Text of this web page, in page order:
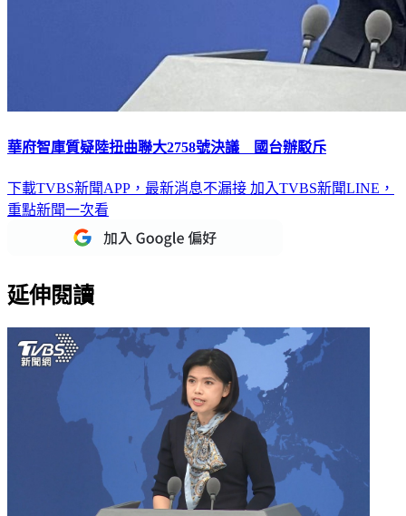
華府智庫質疑陸扭曲聯大2758號決議 國台辦駁斥
下載TVBS新聞APP，最新消息不漏接 加入TVBS新聞LINE，
重點新聞一次看
延伸閱讀